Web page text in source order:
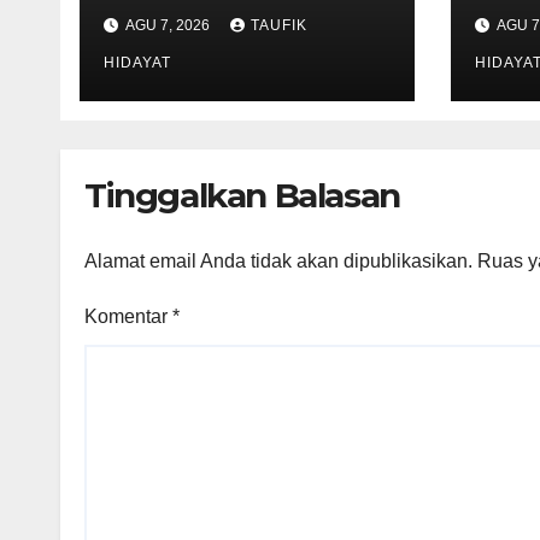
Panjang Resmi
Dilantik,
Diharapkan
Perkuat Sinergi
AGU 7, 2026 TAUFIK
HIDAYAT
di
AGU
HIDAYAT
Tinggalkan Balasan
Alamat email Anda tidak akan dipublikasikan. Ruas
Komentar *